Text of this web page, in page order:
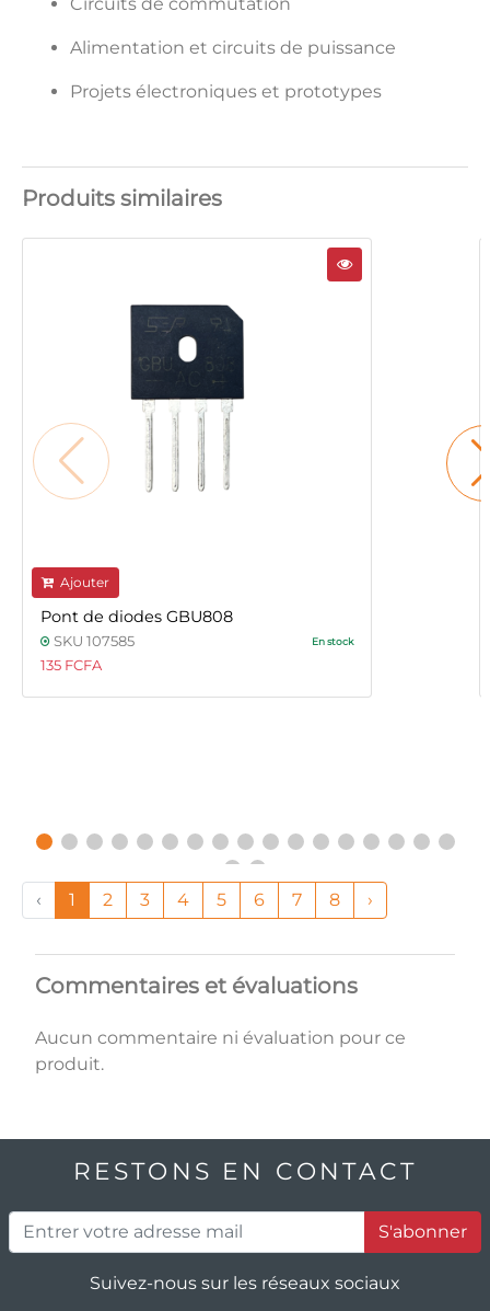
Alimentation et circuits de puissance
Projets électroniques et prototypes
Produits similaires
Ajouter
Pont de diodes GBU808
SKU 107585 En stock
135 FCFA
‹ 1 2 3 4 5 6 7 8 ›
Commentaires et évaluations
Aucun commentaire ni évaluation pour ce
produit.
RESTONS EN CONTACT
S'abonner
Suivez-nous sur les réseaux sociaux